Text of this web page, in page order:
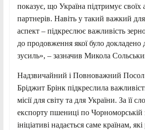
показує, що Україна підтримує своїх
партнерів. Навіть у такий важкий
аспект – підкреслює важливість
до продовження якої було докладено
зусиль», – зазначив Микола
Надзвичайний і Повноважний
Бріджит Брінк підкреслила
місії для світу та для України. За її
експорту пшениці по Чорноморській
ініціативі надається саме країнам,